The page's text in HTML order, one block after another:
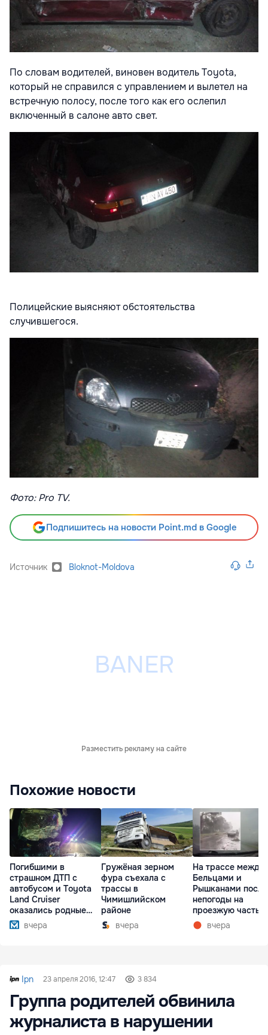
По словам водителей, виновен водитель Toyota,
который не справился с управлением и вылетел на
встречную полосу, после того как его ослепил
включенный в салоне авто свет.
Полицейские выясняют обстоятельства
случившегося.
Фото: Pro TV.
Подпишитесь на новости Point.md в Google
Источник Bloknot-Moldova
Разместить рекламу на сайте
Похожие новости
Погибшими в
страшном ДТП с
автобусом и Toyota
Land Cruiser
оказались родные
братьявчера
Гружёная зерном
фура съехала с
трассы в
Чимишлийском
районе
вчера
На трассе между
Бельцами и
Рышканами после
непогоды на
проезжую часть
упали деревья
вчера
Ipn 23 апреля 2016, 12:47 3 834
Группа родителей обвинила
журналиста в нарушении